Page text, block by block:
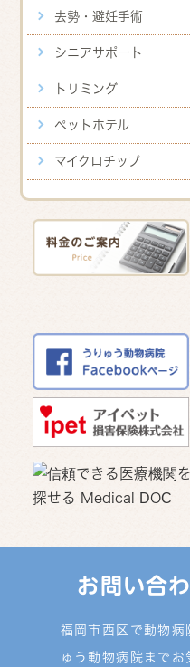
去勢・避妊手術
シニアサポート
トリミング
ペットホテル
マイクロチップ
お問い合
福岡市西区で動物病
ゅう動物病院まで